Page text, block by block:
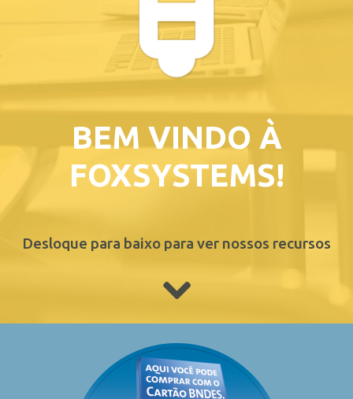
BEM VINDO À
FOXSYSTEMS!
Desloque para baixo para ver nossos recursos